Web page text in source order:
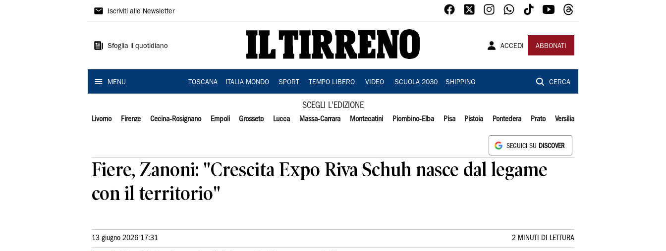
Il
Iscriviti alle Newsletter
Sfoglia il quotidiano ACCEDI ABBONATI
MENU TOSCANA ITALIA MONDO SPORT TEMPO LIBERO VIDEO SCUOLA 2030 SHIPPING CERCA
SCEGLI L'EDIZIONE
Livorno Firenze Cecina-Rosignano Empoli Grosseto Lucca Massa-Carrara Montecatini Piombino-Elba Pisa Pistoia Pontedera Prato Versilia
SEGUICI SU DISCOVER
Fiere, Zanoni: "Crescita Expo Riva Schuh nasce dal legame
con il territorio"
13 giugno 2026 17:31 2 MINUTI DI LETTURA